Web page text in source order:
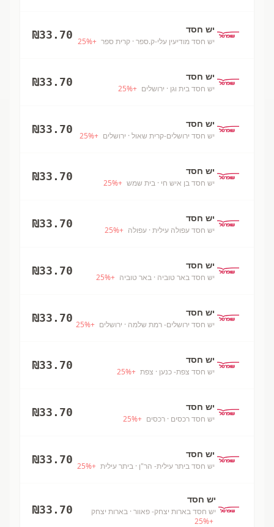
יש חסד
יש חסד מודיעין עלי-ק.ספר · קרית ספר +
25%
₪33.70
יש חסד
יש חסד בית וגן · ירושלים +
25%
₪33.70
יש חסד
יש חסד ירושלים-קרית שאול · ירושלים +
25%
₪33.70
יש חסד
יש חסד בן איש חי · בית שמש +
25%
₪33.70
יש חסד
יש חסד עפולה עילית · עפולה +
25%
₪33.70
יש חסד
יש חסד באר טוביה · באר טוביה +
25%
₪33.70
יש חסד
יש חסד ירושלים- רמת שלמה · ירושלים +
25%
₪33.70
יש חסד
יש חסד צפת- כנען · צפת +
25%
₪33.70
יש חסד
יש חסד רכסים · רכסים +
25%
₪33.70
יש חסד
יש חסד ביתר עילית- הר"ן · ביתר עילית +
25%
₪33.70
יש חסד
יש חסד בארות יצחק- פאוור · בארות יצחק
+
25%
₪33.70